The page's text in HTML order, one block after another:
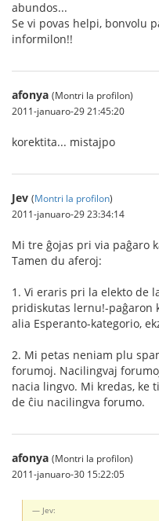
abundos...
Se vi povas helpi, bonvolu
informilon!!
afonya (Montri la profilon)
2011-januaro-29 21:45:20
korektita... mistajpo
Jev (Montri la profilon)
2011-januaro-29 23:34:14
Mi tre ĝojas pri via paĝaro
Tamen du aferoj:
1. Vi eraris pri la elekto de
pridiskutas lernu!-paĝaron
alia Esperanto-kategorio,
2. Mi petas neniam plu
forumoj. Nacilingvaj
nacia lingvo. Mi kredas, ke
de ĉiu nacilingva forumo.
afonya (Montri la profilon)
2011-januaro-30 15:22:05
Jev: